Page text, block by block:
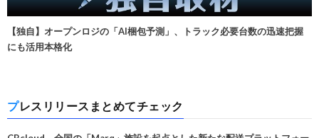
【独自】オープンロジの「AI梱包予測」、トラック必要台数の迅速把握
にも活用本格化
プレスリリースまとめてチェック